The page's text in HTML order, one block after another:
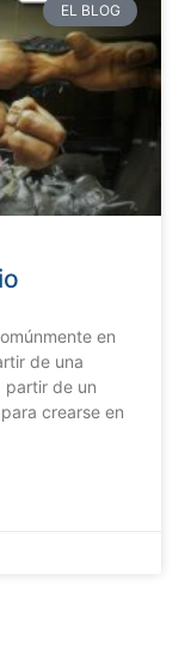
EL BLOG
en
de una
partir de un
crearse en